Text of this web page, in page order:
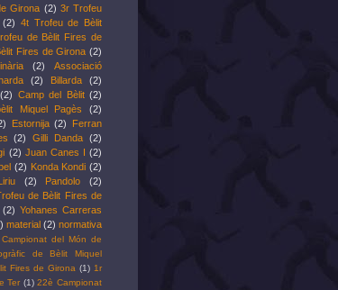
Girona (2) 3r Trofeu
(2) 4t Trofeu de Bèlit
de Bèlit Fires de
Fires de Girona (2)
(2)
Associació
(2) Billarda
(2)
(2) Camp del Bèlit (2)
Miquel Pagès
(2)
Estornija (2)
Ferran
(2) Gilli Danda (2)
(2) Juan Canes I (2)
(2) Konda Kondi (2)
(2) Pandolo
(2)
de Bèlit Fires de
(2) Yohanes Carreras
material (2) normativa
Campionat del Món de
de Bèlit Miquel
Fires de Girona (1) 1r
Ter (1) 22è Campionat